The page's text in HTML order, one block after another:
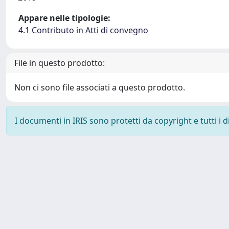
Appare nelle tipologie:
4.1 Contributo in Atti di convegno
File in questo prodotto:
Non ci sono file associati a questo prodotto.
I documenti in IRIS sono protetti da copyright e tutti i